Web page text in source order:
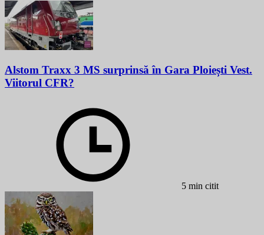
Alstom Traxx 3 MS surprinsă în Gara Ploiești Vest.
Viitorul CFR?
5 min citit